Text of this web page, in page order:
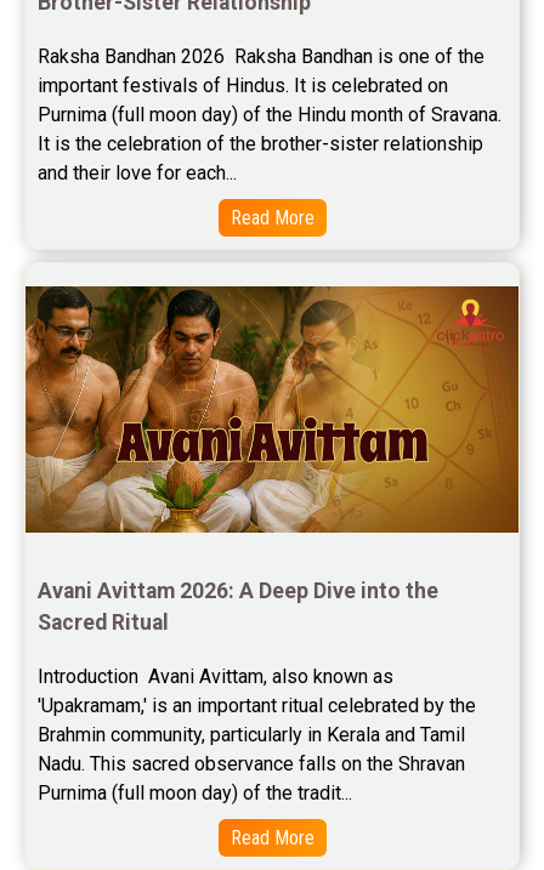
Yoga Predictions Reviews
Rahu Ketu Transit Predictions Reviews
Jupiter Transit Predictions Reviews
Free Horoscope Reviews
Free Horoscope Compatibility Reviews
Free Career Horoscope Reviews
Stock Market Predictions Reviews
Free Wealth Horoscope Reviews
Free Marriage Horoscope Reviews
Free Star Horoscope Reviews
Baby Names Reviews
Free Chinese Compatibility Reviews
Free Feng Shui Reviews
Free Panchanga Predictions Reviews
Astrology Consultancy Reviews
Raksha Bandhan 2026  Raksha Bandhan is one of the
important festivals of Hindus. It is celebrated on
Purnima (full moon day) of the Hindu month of Sravana.
It is the celebration of the brother-sister relationship
and their love for each...
Read More
Avani Avittam 2026: A Deep Dive into the
Sacred Ritual
Introduction  Avani Avittam, also known as
'Upakramam,' is an important ritual celebrated by the
Brahmin community, particularly in Kerala and Tamil
Nadu. This sacred observance falls on the Shravan
Purnima (full moon day) of the tradit...
Read More